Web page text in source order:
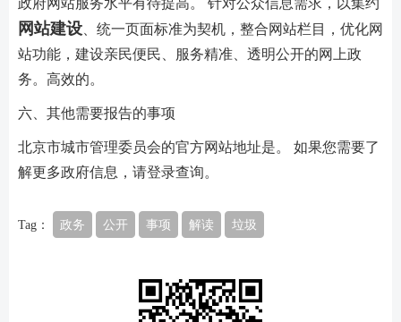
网站建设 、统一页面标准为契机，整合网站栏目，优化网
站功能，建设亲民便民、服务精准、透明公开的网上政
务。高效的。
六、其他需要报告的事项
北京市城市管理委员会的官方网站地址是。 如果您需要了
解更多政府信息，请登录查询。
Tag： 政务 公开 事项 解读 垃圾